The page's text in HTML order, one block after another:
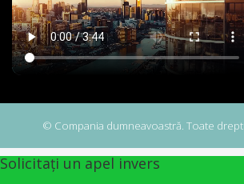
© Compania dumneavoastră. Toate
Solicitați un apel invers